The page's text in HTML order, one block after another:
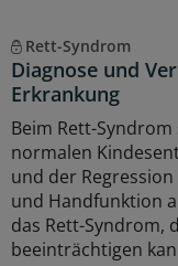
Rett-Syndrom
Diagnose und
Erkrankung
Beim Rett-
normalen
und der
und Handfunktion
das Rett-Syndrom,
beeinträchtigen